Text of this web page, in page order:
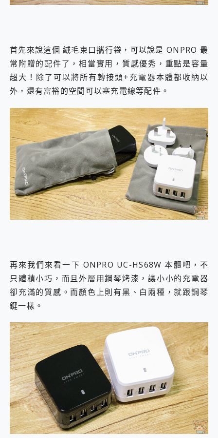
首先來說這個 絨毛束口攜行袋，可以說是 ONPRO 最
常附贈的配件了，相當實用，質感優秀，重點是容量
超大！除了可以將所有轉接頭+充電器本體都收納以
外，還有富裕的空間可以塞充電線等配件。
再來我們來看一下 ONPRO UC-HS68W 本體吧，不
只體積小巧，而且外層用鋼琴烤漆，讓小小的充電器
卻充滿的質感。而顏色上則有黑、白兩種，就跟鋼琴
鍵一樣。